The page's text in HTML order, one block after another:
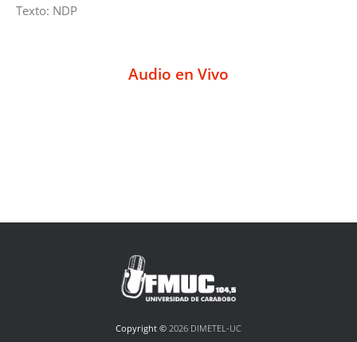
Texto: NDP
Audio en Vivo
Copyright © 2026 DIMETEL-UC